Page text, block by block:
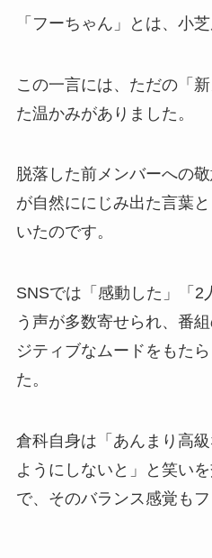
「フーちゃん」とは、小
この一言には、ただの「
た温かみがありました。
脱落した前メンバーへの
が自然ににじみ出た言葉
いたのです。
SNSでは「感動した」「2
う声が多数寄せられ、番
ジティブなムードをもた
た。
倉科自身は「あんまり高
ようにしないと」と笑い
で、そのバランス感覚もフ